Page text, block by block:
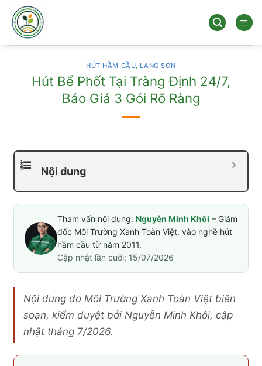
qua
dung
HÚT HẦM CẦU, LẠNG SƠN
Hút Bể Phốt Tại Tràng Định 24/7,
Báo Giá 3 Gói Rõ Ràng
Nội dung
Tham vấn nội dung: Nguyễn Minh Khôi – Giám
đốc Môi Trường Xanh Toàn Việt, vào nghề hút
hầm cầu từ năm 2011.
Cập nhật lần cuối: 15/07/2026
Nội dung do Môi Trường Xanh Toàn Việt biên
soạn, kiểm duyệt bởi Nguyễn Minh Khôi, cập
nhật tháng 7/2026.